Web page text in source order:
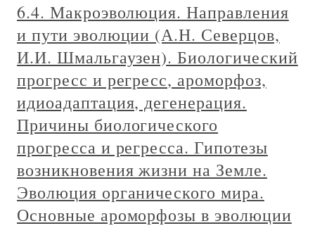
6.4. Макроэволюция. Направления
и пути эволюции (А.Н. Северцов,
И.И. Шмальгаузен). Биологический
прогресс и регресс, ароморфоз,
идиоадаптация, дегенерация.
Причины биологического
прогресса и регресса. Гипотезы
возникновения жизни на Земле.
Эволюция органического мира.
Основные ароморфозы в эволюции